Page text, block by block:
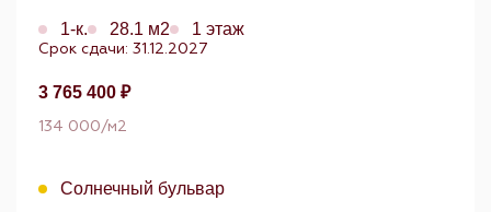
1-к. 28.1 м2
1 этаж
Срок сдачи: 31.12.2027
3 765 400 ₽
134 000/м2
Солнечный бульвар